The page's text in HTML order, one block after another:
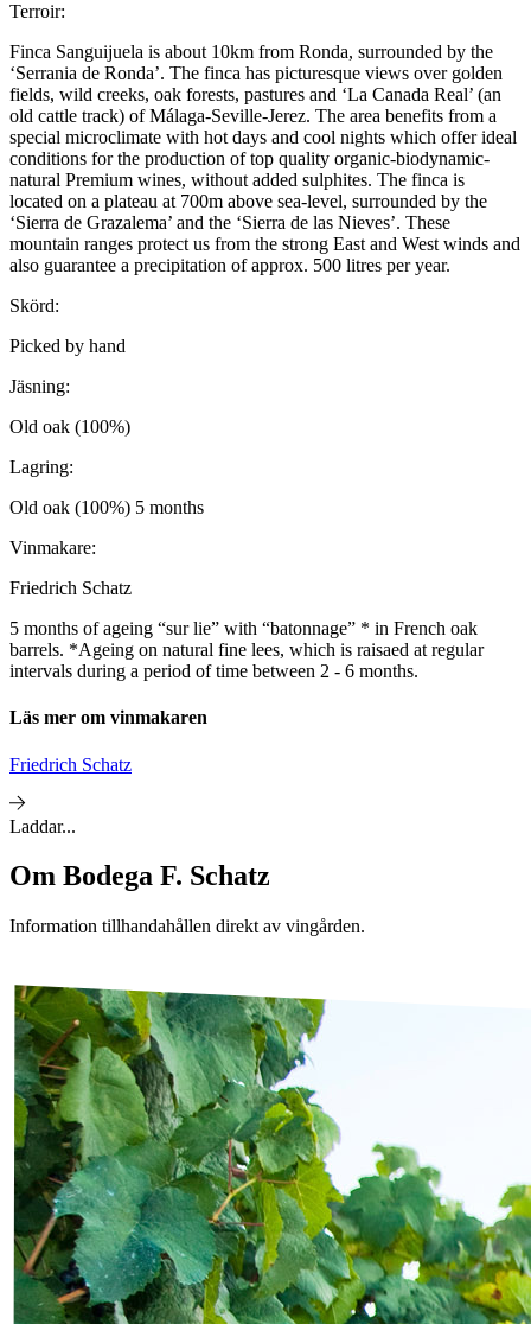
Terroir:
Finca Sanguijuela is about 10km from Ronda, surrounded by the
‘Serrania de Ronda’. The finca has picturesque views over golden
fields, wild creeks, oak forests, pastures and ‘La Canada Real’ (an
old cattle track) of Málaga-Seville-Jerez. The area benefits from a
special microclimate with hot days and cool nights which offer ideal
conditions for the production of top quality organic-biodynamic-
natural Premium wines, without added sulphites. The finca is
located on a plateau at 700m above sea-level, surrounded by the
‘Sierra de Grazalema’ and the ‘Sierra de las Nieves’. These
mountain ranges protect us from the strong East and West winds and
also guarantee a precipitation of approx. 500 litres per year.
Skörd:
Picked by hand
Jäsning:
Old oak (100%)
Lagring:
Old oak (100%) 5 months
Vinmakare:
Friedrich Schatz
5 months of ageing “sur lie” with “batonnage” * in French oak
barrels. *Ageing on natural fine lees, which is raisaed at regular
intervals during a period of time between 2 - 6 months.
Läs mer om vinmakaren
Friedrich Schatz
Laddar...
Om Bodega F. Schatz
Information tillhandahållen direkt av vingården.